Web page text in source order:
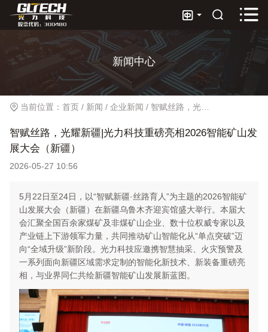
  
新闻中心
当前位置： 首页 / 新闻 / 企业新闻 / 智赋丝路，光耀新疆|光力科技重磅亮相2026智能矿山发展大会（新疆）
智赋丝路，光耀新疆|光力科技重磅亮相2026智能矿山发
展大会（新疆）
2026-05-27 10:56
5月22日至24日，以“智赋新疆·丝路育人”为主题的2026智能矿
山发展大会（新疆）在新疆乌鲁木齐迎宾馆盛大举行。本届大
会汇聚全国百余家煤矿及非煤矿山企业、数十位权威专家以及
产业链上下游领军力量，共同推动矿山智能化从“单点突破”迈
向“全域升级”新阶段。光力科技应邀携智慧抽采、火灾预警及
一系列面向新疆区域需求定制的智能化新技术、新装备重磅亮
相，与业界同仁共绘新疆智能矿山发展新蓝图。